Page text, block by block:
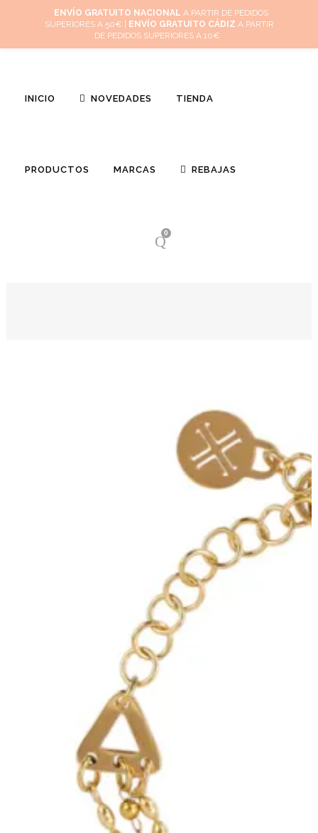
Mi cuenta Cuidado de tus joyas Conócenos Contacta
INICIO NOVEDADES TIENDA
PRODUCTOS MARCAS REBAJAS
0
ENVÍO GRATUITO NACIONAL A PARTIR DE PEDIDOS
SUPERIORES A 50€ |
ENVÍO GRATUITO CÁDIZ A PARTIR
DE PEDIDOS SUPERIORES A 10€